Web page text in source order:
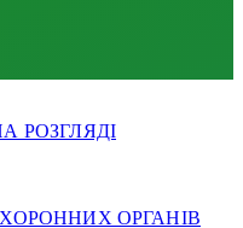
РОЗГЛЯДІ
ОРГАНІВ